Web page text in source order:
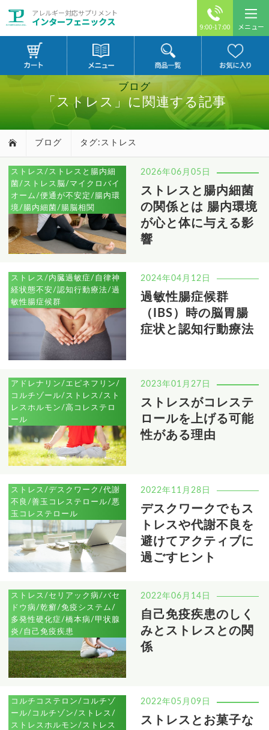
アレルギー対応サプリメント
インターフェニックス 9:00-17:00 メニュー
ブログ
「ストレス」に関連する記事
ブログ タグ:ストレス
ストレス/ストレスと腸内細
菌/ストレス脳/マイクロバイ
オーム/便通が不安定/腸内環
境/腸内細菌/腸脳相関
2026年06月05日
ストレスと腸内細菌
の関係とは 腸内環境
が心と体に与える影
響
ストレス/内臓過敏症/自律神
経状態不安/認知行動療法/過
敏性腸症候群
2024年04月12日
過敏性腸症候群
（IBS）時の脳胃腸
症状と認知行動療法
アドレナリン/エピネフリン/
コルチゾール/ストレス/スト
レスホルモン/高コレステロ
ール
2023年01月27日
ストレスがコレステ
ロールを上げる可能
性がある理由
ストレス/デスクワーク/代謝
不良/善玉コレステロール/悪
玉コレステロール
2022年11月28日
デスクワークでもス
トレスや代謝不良を
避けてアクティブに
過ごすヒント
ストレス/セリアック病/バセ
ドウ病/乾癬/免疫システム/
多発性硬化症/橋本病/甲状腺
炎/自己免疫疾患
2022年06月14日
自己免疫疾患のしく
みとストレスとの関
係
コルチコステロン/コルチゾ
ール/コルチゾン/ストレス/
ストレスホルモン/ストレス
2022年05月09日
ストレスとお菓子な